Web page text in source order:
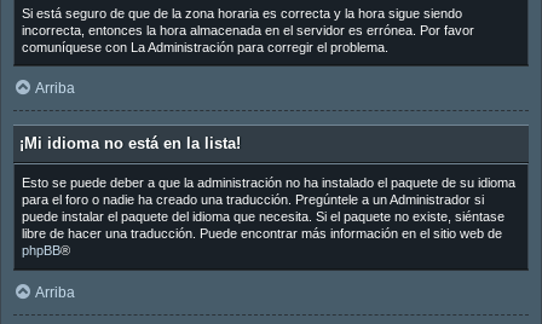
Si está seguro de que de la zona horaria es correcta y la hora sigue siendo
incorrecta, entonces la hora almacenada en el servidor es errónea. Por favor
comuníquese con La Administración para corregir el problema.
Arriba
¡Mi idioma no está en la lista!
Esto se puede deber a que la administración no ha instalado el paquete de su idioma
para el foro o nadie ha creado una traducción. Pregúntele a un Administrador si
puede instalar el paquete del idioma que necesita. Si el paquete no existe, siéntase
libre de hacer una traducción. Puede encontrar más información en el sitio web de
phpBB®
Arriba